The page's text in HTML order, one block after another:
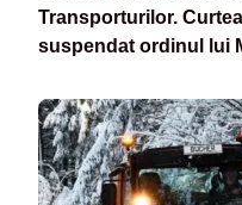
Transporturilor.
suspendat ordinul lui